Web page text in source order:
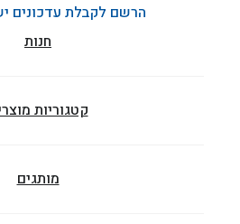
הרשם לקבלת עדכונים
חנות
קטגוריות
מותגים